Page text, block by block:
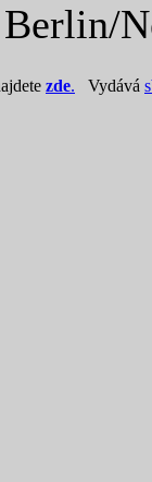
zde. Vydává